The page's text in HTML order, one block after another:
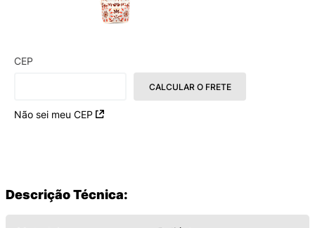
CEP
Não sei meu CEP
CALCULAR O FRETE
Descrição Técnica: